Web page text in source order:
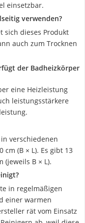
einsetzbar.
verwenden?
sich dieses Produkt
auch zum Trocknen
der Badheizkörper
eine Heizleistung
leistungsstärkere
verschiedenen
cm (B × L). Es gibt 13
(jeweils B × L).
in regelmäßigen
einer warmen
rät vom Einsatz